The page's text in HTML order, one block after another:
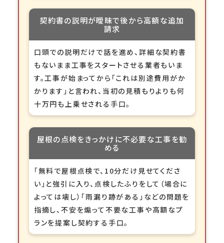
契約書の説明が曖昧で後から高額な追加
請求
口頭での説明だけで話を進め、詳細な契約書
もないまま工事をスタートさせる業者もいま
す。工事が始まってから「これは別途費用がか
かります」と言われ、当初の見積もりよりも何
十万円も上乗せされる手口。
屋根の点検をきっかけに不必要な工事を勧
める
「無料で屋根点検で、10分だけ見せてくださ
い」と強引に入り、点検したふりをして（場合に
よっては壊し）「雨漏り跡がある」などの問題を
指摘し、不安を煽って不要な工事や高額なプ
ランを提案し契約する手口。